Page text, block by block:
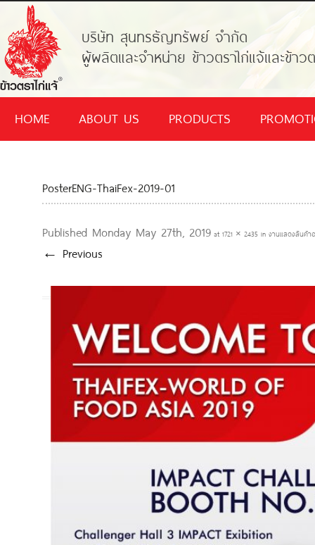
บริษัท สุนทรธัญทรัพย์ จำกัด
ผู้ผลิตและจำหน่าย ข้าวตราไก่แจ้และข้าวต
HOME ABOUT US PRODUCTS
PosterENG-ThaiFex-2019-01
Published Monday May 27th, 2019 at 1721 × 2435 in งานแสดงสินค้า
← Previous